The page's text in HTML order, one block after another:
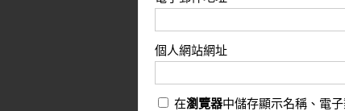
個人網站網址
在瀏覽器中儲存顯示名稱、電